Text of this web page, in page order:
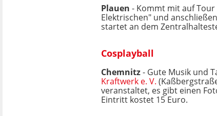
Plauen - Kommt mit auf
Elektrischen" und
startet an dem
Cosplayball
Chemnitz- Gute Musik und
Kraftwerk e. V.
veranstaltet, es gibt einen
Eintritt kostet 15 Euro.